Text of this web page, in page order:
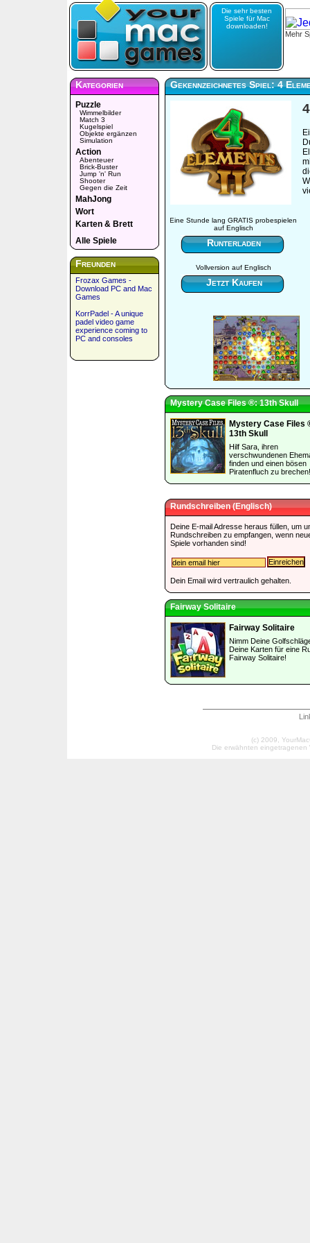
Die sehr besten
Spiele für Mac
downloaden!
Mehr
Kategorien
Puzzle
Wimmelbilder
Match 3
Kugelspiel
Objekte ergänzen
Simulation
Action
Abenteuer
Brick-Buster
Jump 'n' Run
Shooter
Gegen die Zeit
MahJong
Wort
Karten & Brett
Alle Spiele
Freunden
Frozax Games -
Download PC and Mac
Games
KorrPadel - A unique
padel video game
experience coming to
PC and consoles
Gekennzeichnetes Spiel: 4
Eine Stunde lang GRATIS probespielen
auf Englisch
Runterladen
Vollversion auf Englisch
Jetzt Kaufen
Mystery Case Files ®: 13th Skull
Mystery Case Files
13th Skull
Hilf Sara, ihren
verschwundenen
finden und einen bösen
Piratenfluch zu brechen!
Rundschreiben (Englisch)
Deine E-mail Adresse heraus füllen, um
Rundschreiben zu empfangen, wenn
Spiele vorhanden sind!
Dein Email wird vertraulich gehalten.
Fairway Solitaire
Fairway Solitaire
Nimm Deine
Deine Karten für eine
Fairway Solitaire!
(c) 2009,
Die erwähnten